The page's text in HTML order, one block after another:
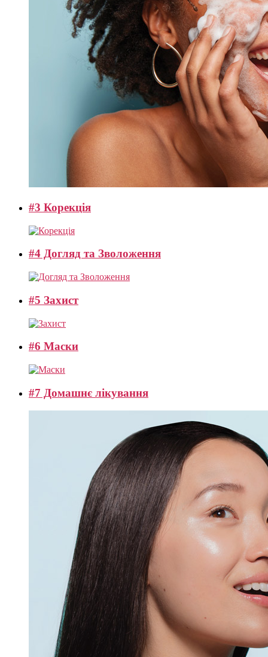
#3 Корекція
#4 Догляд та Зволоження
#5 Захист
#6 Маски
#7 Домашнє лікування